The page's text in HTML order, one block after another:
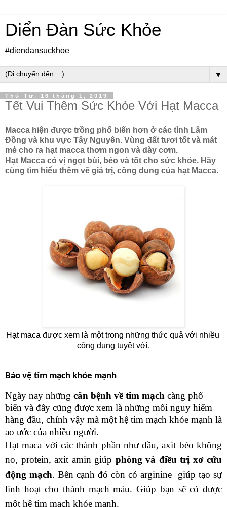
Diển Đàn Sức Khỏe
#diendansuckhoe
▼
Thứ Tư, 16 tháng 1, 2019
Tết Vui Thêm Sức Khỏe Với Hạt Macca
Macca hiện được trồng phổ biến hơn ở các tỉnh Lâm
Đồng và khu vực Tây Nguyên. Vùng đất tươi tốt và mát
mẻ cho ra hạt macca thơm ngon và dày cơm.
Hạt Macca có vị ngọt bùi, béo và tốt cho sức khỏe. Hãy
cùng tìm hiểu thêm về giá trị, công dung của hạt Macca.
Hạt maca được xem là một trong những thức quả với nhiều
công dụng tuyệt vời.
Bảo vệ tim mạch khỏe mạnh
Ngày nay những căn bệnh về tim mạch càng phổ
biến và đây cũng được xem là những mối nguy hiểm
hàng đầu, chính vậy mà một hệ tim mạch khỏe mạnh là
ao ước của nhiều người.
Hạt maca với các thành phần như dầu, axit béo không
no, protein, axit amin giúp phòng và điều trị xơ cứu
động mạch. Bên cạnh đó còn có arginine
giúp tạo sự
linh hoạt cho thành mạch máu. Giúp bạn sẽ có được
một hệ tim mạch khỏe mạnh.